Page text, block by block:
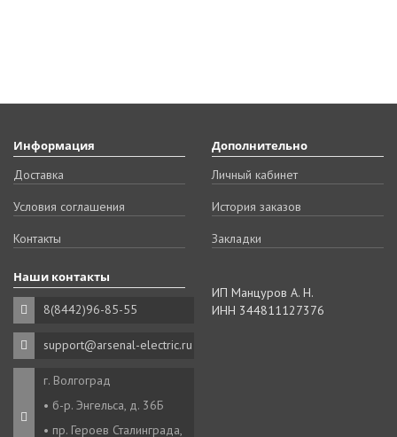
Информация
Доставка
Условия соглашения
Контакты
Дополнительно
Личный кабинет
История заказов
Закладки
Наши контакты
8(8442)96-85-55
support@arsenal-electric.ru
г. Волгоград
• б-р. Энгельса, д. 36Б
• пр. Героев Сталинграда,
ИП Манцуров А. Н.
ИНН 344811127376